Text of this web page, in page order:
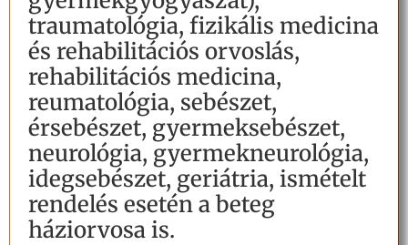
traumatológia, fizikális medicina
és rehabilitációs orvoslás,
rehabilitációs medicina,
reumatológia, sebészet,
érsebészet, gyermeksebészet,
neurológia, gyermekneurológia,
idegsebészet, geriátria, ismételt
rendelés esetén a beteg
háziorvosa is.